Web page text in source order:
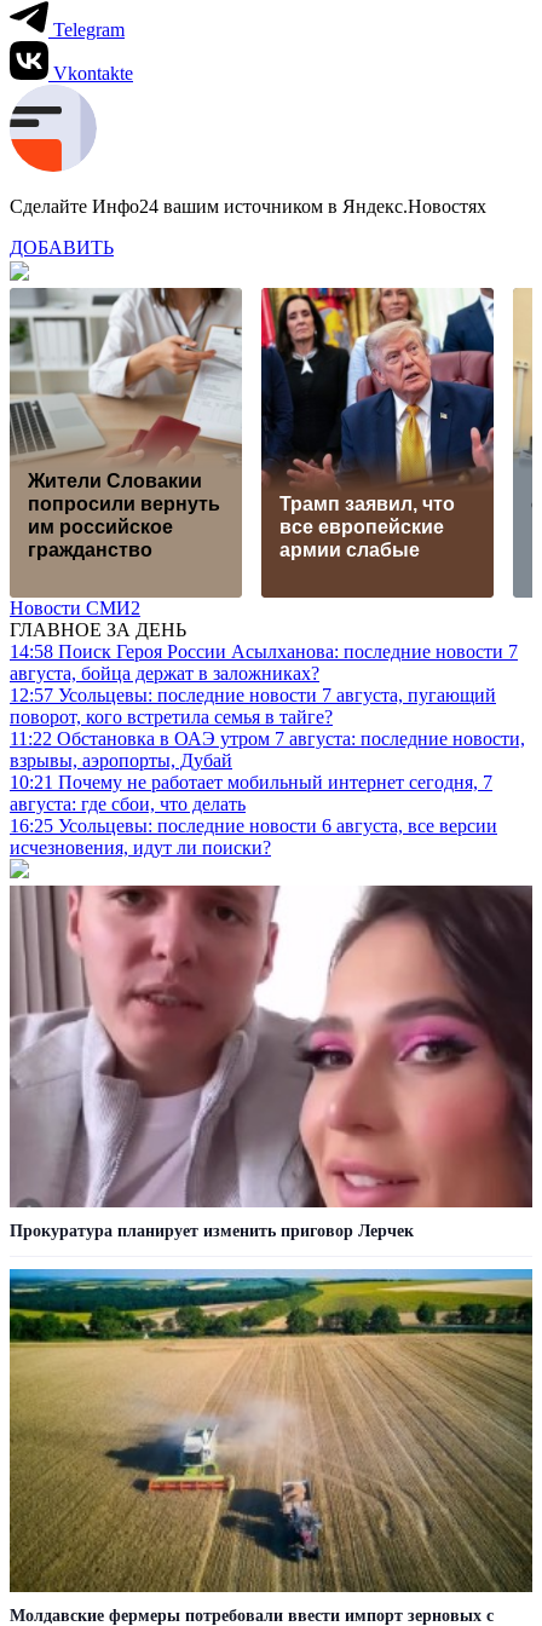
Telegram
Vkontakte
Сделайте Инфо24 вашим источником в Яндекс.Новостях
ДОБАВИТЬ
Жители Словакии
попросили вернуть
им российское
гражданство
Трамп заявил, что
все европейские
армии слабые
Новости СМИ2
ГЛАВНОЕ ЗА ДЕНЬ
14:58 Поиск Героя России Асылханова: последние новости 7
августа, бойца держат в заложниках?
12:57 Усольцевы: последние новости 7 августа, пугающий
поворот, кого встретила семья в тайге?
11:22 Обстановка в ОАЭ утром 7 августа: последние новости,
взрывы, аэропорты, Дубай
10:21 Почему не работает мобильный интернет сегодня, 7
августа: где сбои, что делать
16:25 Усольцевы: последние новости 6 августа, все версии
исчезновения, идут ли поиски?
Прокуратура планирует изменить приговор Лерчек
Молдавские фермеры потребовали ввести импорт зерновых с